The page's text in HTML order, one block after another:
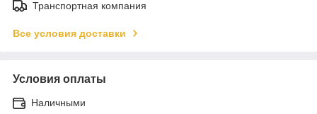
Транспортная компания
Все условия доставки
Условия оплаты
Наличными